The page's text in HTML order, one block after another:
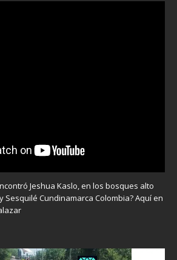
Jeshua Kaslo, en los bosques alto
Sesquilé Cundinamarca Colombia? Aquí en